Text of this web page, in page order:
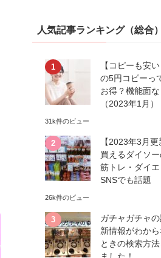
人気記事ランキング（総合）
【コピーも安
の5円コピーっ
お得？機能面
（2023年1月）
31k件のビュー
【2023年3月
買えるダイソ
筋トレ・ダイエ
SNSでも話題
26k件のビュー
ガチャガチャ
新情報がわか
ときの検索方